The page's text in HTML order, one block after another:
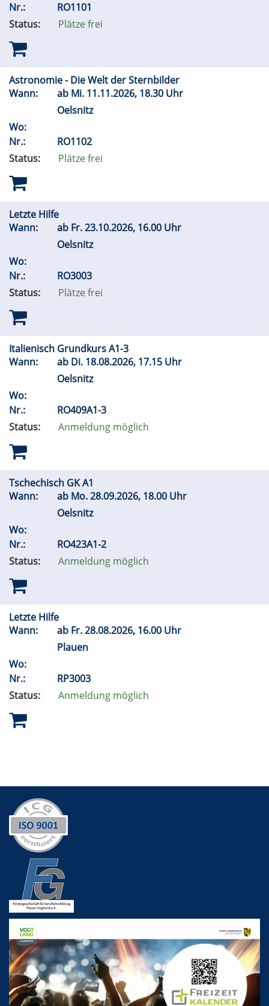
Nr.:
RO1101
Status:
Plätze frei
Astronomie - Die Welt der Sternbilder
Wann:
ab Mi. 11.11.2026, 18.30 Uhr
Oelsnitz
Wo:
Nr.:
RO1102
Status:
Plätze frei
Letzte Hilfe
Wann:
ab Fr.23.10.2026, 16.00 Uhr
Oelsnitz
Wo:
Nr.:
RO3003
Status:
Plätze frei
Italienisch Grundkurs A1-3
Wann:
ab Di. 18.08.2026, 17.15 Uhr
Oelsnitz
Wo:
Nr.:
RO409A1-3
Status:
Anmeldung möglich
Tschechisch GK A1
Wann:
ab Mo.28.09.2026, 18.00 Uhr
Oelsnitz
Wo:
Nr.:
RO423A1-2
Status:
Anmeldung möglich
Letzte Hilfe
Wann:
ab Fr.28.08.2026, 16.00 Uhr
Plauen
Wo:
Nr.:
RP3003
Status:
Anmeldung möglich